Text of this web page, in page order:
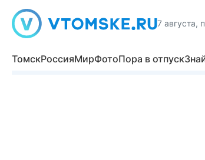
7 августа,
ТомскРоссияМирФотоПора в отпуск